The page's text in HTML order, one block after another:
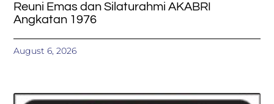
Reuni Emas dan Silaturahmi AKABRI
Angkatan 1976
August 6, 2026